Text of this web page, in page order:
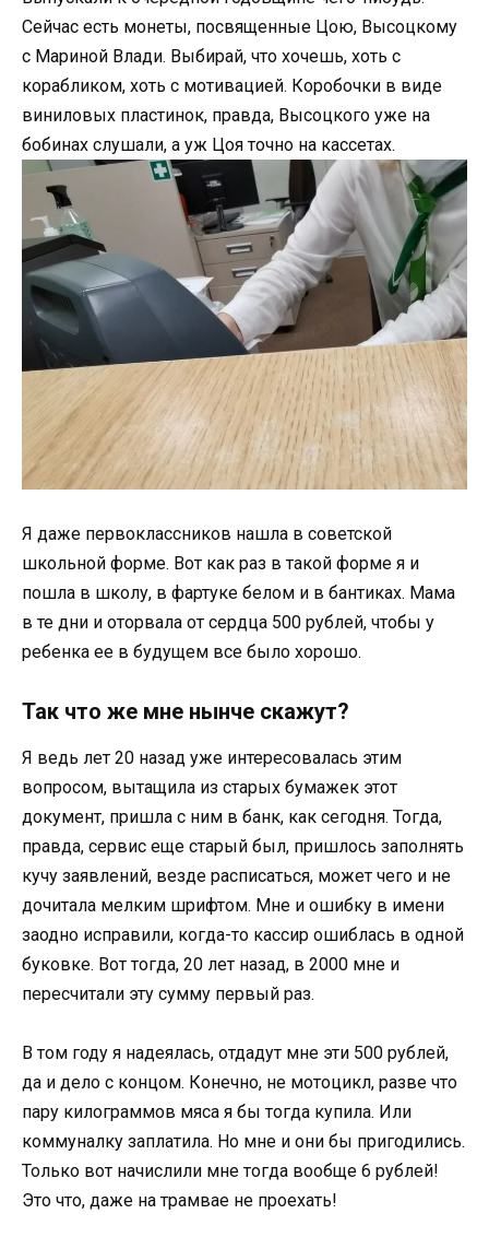
Сейчас есть монеты, посвященные Цою, Высоцкому
с Мариной Влади. Выбирай, что хочешь, хоть с
корабликом, хоть с мотивацией. Коробочки в виде
виниловых пластинок, правда, Высоцкого уже на
бобинах слушали, а уж Цоя точно на кассетах.
Я даже первоклассников нашла в советской
школьной форме. Вот как раз в такой форме я и
пошла в школу, в фартуке белом и в бантиках. Мама
в те дни и оторвала от сердца 500 рублей, чтобы у
ребенка ее в будущем все было хорошо.
Так что же мне нынче скажут?
Я ведь лет 20 назад уже интересовалась этим
вопросом, вытащила из старых бумажек этот
документ, пришла с ним в банк, как сегодня. Тогда,
правда, сервис еще старый был, пришлось заполнять
кучу заявлений, везде расписаться, может чего и не
дочитала мелким шрифтом. Мне и ошибку в имени
заодно исправили, когда-то кассир ошиблась в одной
буковке. Вот тогда, 20 лет назад, в 2000 мне и
пересчитали эту сумму первый раз.
В том году я надеялась, отдадут мне эти 500 рублей,
да и дело с концом. Конечно, не мотоцикл, разве что
пару килограммов мяса я бы тогда купила. Или
коммуналку заплатила. Но мне и они бы пригодились.
Только вот начислили мне тогда вообще 6 рублей!
Это что, даже на трамвае не проехать!